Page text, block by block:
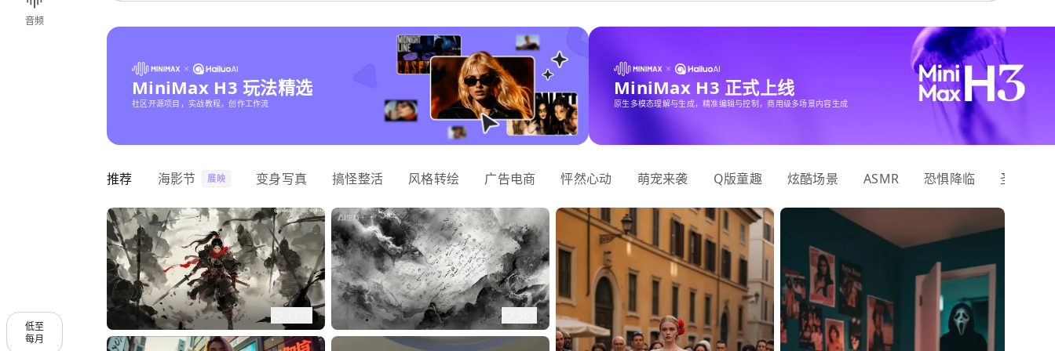
音频
低至
每月
MiniMax H3 玩法精选
社区开源项目，实战教程，创作工作流
MiniMax H3 正式上线
原生多模态理解与生成，精准编辑与控制，商用级多场景内容生成
推荐 海影节 展映 变身写真 搞怪整活 风格转绘 广告电商 怦然心动 萌宠来袭 Q版童趣 炫酷场景 ASMR 恐惧降临 圣诞狂欢